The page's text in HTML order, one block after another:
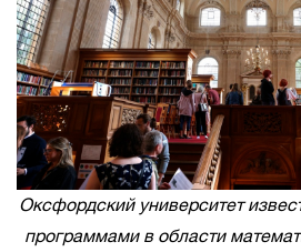
Оксфордский университет
программами в области